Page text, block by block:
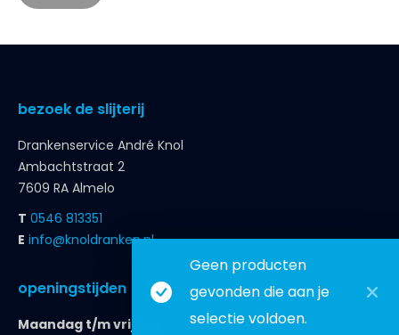
Geen producten
gevonden die aan je
selectie voldoen.
bezoek de slijterij
Drankenservice André Knol
Ambachtstraat 2
7609 RA Almelo
T 0546 813351
E info@knoldranken.nl
openingstijden
Maandag t/m vrijdag